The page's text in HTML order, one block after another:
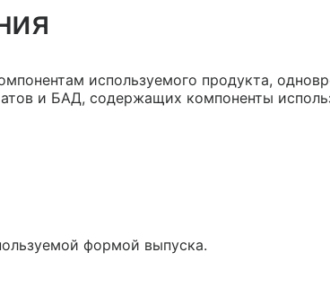
используемого продукта,
и БАД, содержащих компоненты
формой выпуска.